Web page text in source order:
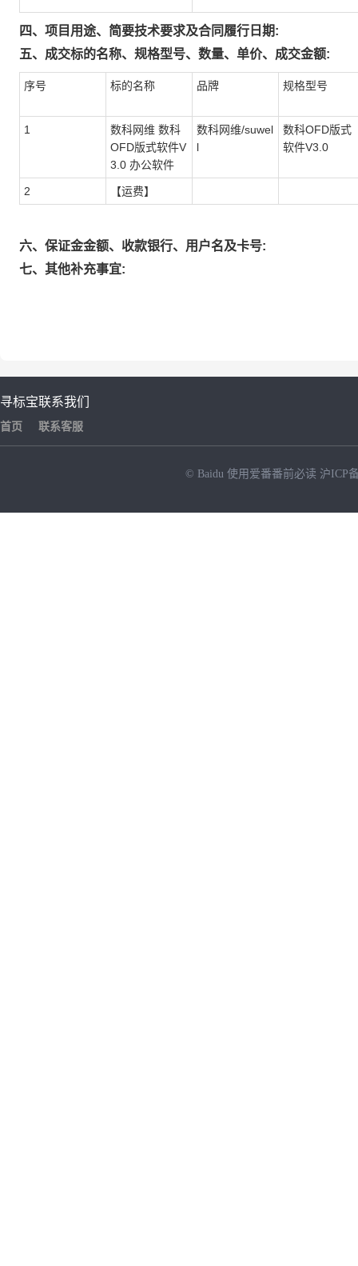
四、项目用途、简要技术要求及合同履行日期:
五、成交标的名称、规格型号、数量、单价、成交金额:
序号 标的名称 品牌 规格型号
1
数科网维 数科
OFD版式软件V
3.0 办公软件
数科网维/suwel
l
数科OFD版式
软件V3.0
2 【运费】
六、保证金金额、收款银行、用户名及卡号:
七、其他补充事宜:
寻标宝
首页
联系我们
联系客服
© Baidu 使用爱番番前必读 沪ICP